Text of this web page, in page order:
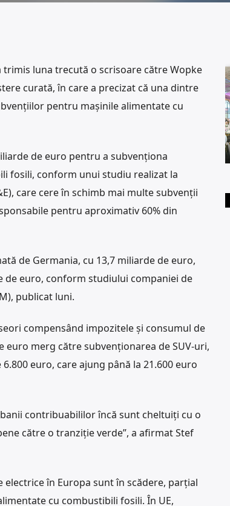
trimis luna trecută o scrisoare către Wopke
curată, în care a precizat că una dintre
pentru maşinile alimentate cu
de euro pentru a subvenţiona
fosili, conform unui studiu realizat la
care cere în schimb mai multe subvenţii
pentru aproximativ 60% din
de Germania, cu 13,7 miliarde de euro,
de euro, conform studiului companiei de
publicat luni.
compensând impozitele şi consumul de
merg către subvenţionarea de SUV-uri,
euro, care ajung până la 21.600 euro
contribuabililor încă sunt cheltuiţi cu o
către o tranziţie verde”, a afirmat Stef
în Europa sunt în scădere, parţial
cu combustibili fosili. În UE,